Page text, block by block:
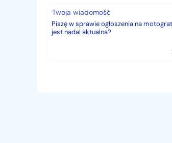
RABAT SUPERAUTO: 117 200 zł
CENA SUPERAUTO: 468 900 zł
✔ Możliwość zostawienia
Twoja wiadomość